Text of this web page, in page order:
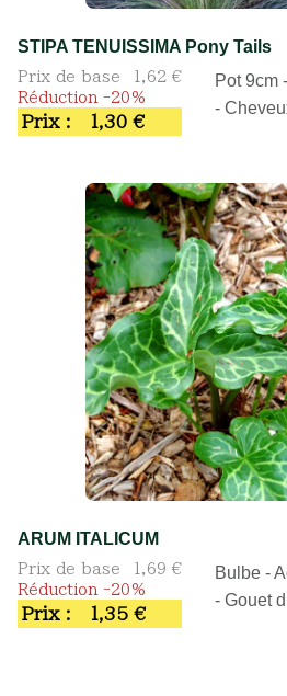
STIPA TENUISSIMA Pony Tails
Prix de base
1,62 €
Réduction -20%
Prix : 1,30 €
Pot 9cm
-
ARUM ITALICUM
Prix de base
1,69 €
Réduction -20%
Prix : 1,35 €
Bulbe -
- Gouet